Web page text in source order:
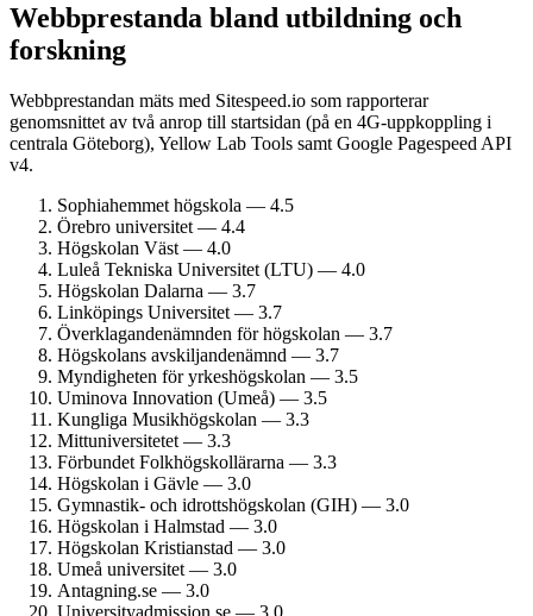
Webbprestanda bland utbildning och
forskning
Webbprestandan mäts med Sitespeed.io som rapporterar
genomsnittet av två anrop till startsidan (på en 4G-uppkoppling i
centrala Göteborg), Yellow Lab Tools samt Google Pagespeed API
v4.
Sophiahemmet högskola — 4.5
Örebro universitet — 4.4
Högskolan Väst — 4.0
Luleå Tekniska Universitet (LTU) — 4.0
Högskolan Dalarna — 3.7
Linköpings Universitet — 3.7
Överklagande­nämnden för högskolan — 3.7
Högskolans avskiljande­nämnd — 3.7
Myndigheten för yrkes­högskolan — 3.5
Uminova Innovation (Umeå) — 3.5
Kungliga Musik­högskolan — 3.3
Mitt­universitetet — 3.3
Förbundet Folkhögskol­lärarna — 3.3
Högskolan i Gävle — 3.0
Gymnastik- och idrotts­högskolan (GIH) — 3.0
Högskolan i Halmstad — 3.0
Högskolan Kristianstad — 3.0
Umeå universitet — 3.0
Antagning.se — 3.0
University­admission.se — 3.0